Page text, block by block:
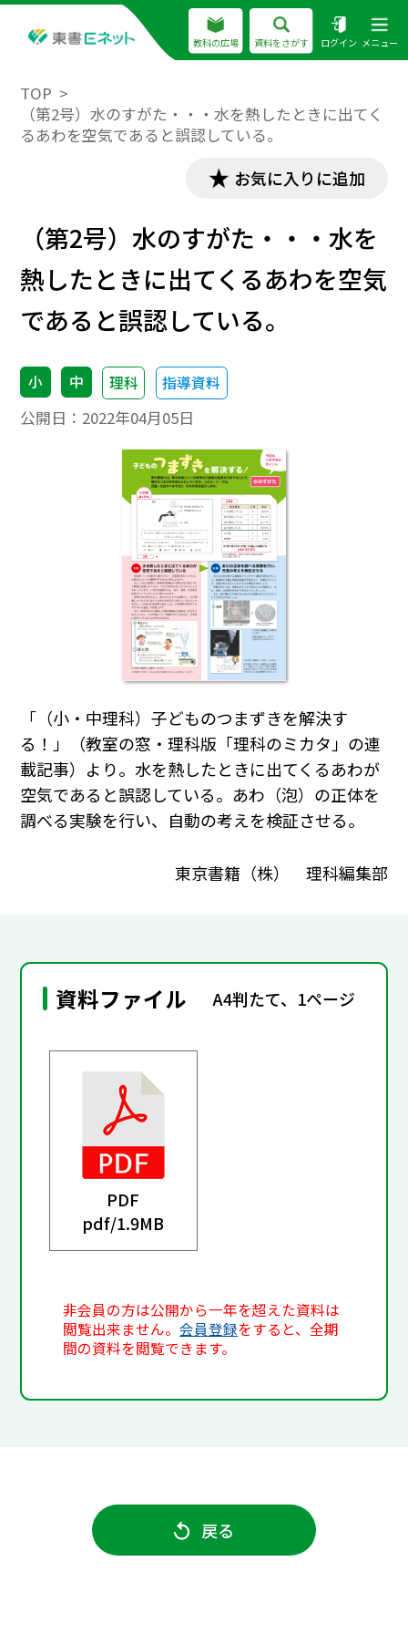
教科の広場 資料をさがす ログイン メニュー
TOP
（第2号）水のすがた・・・水を熱したときに出てく
るあわを空気であると誤認している。
お気に入りに追加
（第2号）水のすがた・・・水を
熱したときに出てくるあわを空気
であると誤認している。
小 中 理科 指導資料
公開日： 2022年04月05日
「（小・中理科）子どものつまずきを解決す
る！」（教室の窓・理科版「理科のミカタ」の連
載記事）より。水を熱したときに出てくるあわが
空気であると誤認している。あわ（泡）の正体を
調べる実験を行い、自動の考えを検証させる。
東京書籍（株） 理科編集部
資料ファイル A4判たて、1ページ
PDF
pdf/1.9MB
非会員の方は公開から一年を超えた資料は
閲覧出来ません。会員登録をすると、全期
間の資料を閲覧できます。
戻る